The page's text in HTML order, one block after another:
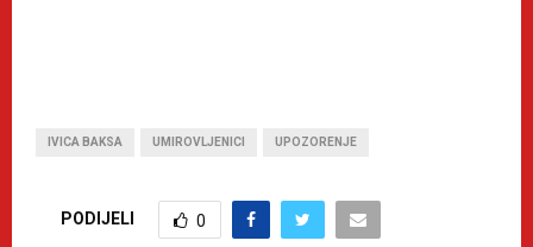
IVICA BAKSA UMIROVLJENICI UPOZORENJE
PODIJELI 0